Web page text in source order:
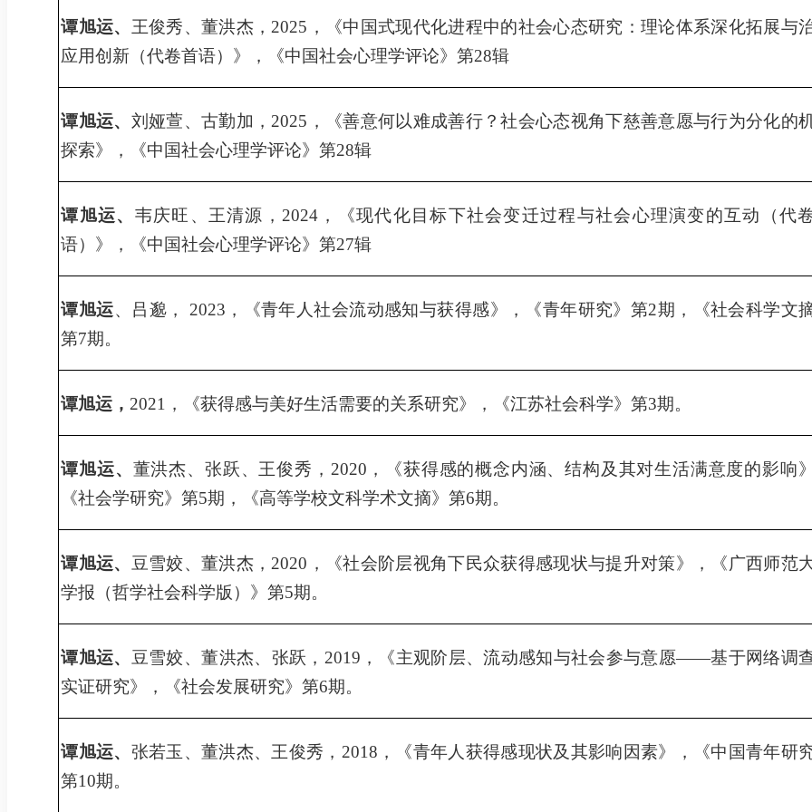
谭旭运、 王俊秀、董洪杰， 2025 ，《中国式现代化进程中的社会心态研究：理论体系深化拓展与
应用创新（代卷首语）》，《中国社会心理学评论》第28辑
谭旭运、 刘娅萱、古勤加 ， 2025 ，《善意何以难成善行？社会心态视角下慈善意愿与行为分化的
探索》，《中国社会心理学评论》第28辑
谭旭运、 韦庆旺 、 王清源 ， 2024 ，《现代化目标下社会变迁过程与社会心理演变的互动
（代
语）》，《中国社会心理学评论》第27辑
谭旭运、 吕邈， 2023 ，《青年人社会流动感知与获得感》，《青年研究》第2期，《社会科学文摘
第7期。
谭旭运， 2021 ，《获得感与美好生活需要的关系研究》，《江苏社会科学》第3期。
谭旭运、 董洪杰、张跃、王俊秀， 2020 ，《获得感的概念内涵、结构及其对生活满意度的影响》
《社会学研究》第5期， 《高等学校文科学术文摘》第6期。
谭旭运、 豆雪姣、董洪杰 ， 2020 ，《社会阶层视角下民众获得感现状与提升对策》，《广西师范
学报 （哲学社会科学版 ）》第5期。
谭旭运、 豆雪姣、董洪杰、 张跃 ， 2019 ，《主观阶层、流动感知与社会参与意愿——基于网络调
实证研究》，《社会发展研究》第6期。
谭旭运、 张若玉 、董洪杰、 王俊秀 ， 2018 ，《青年人获得感现状及其影响因素》，《中国青年研
第10期。